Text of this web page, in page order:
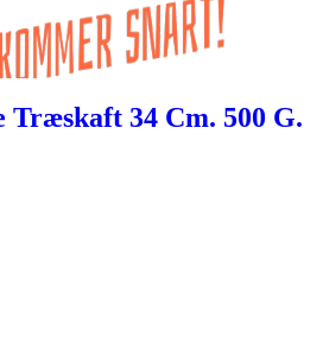
Træskaft 34 Cm. 500 G.